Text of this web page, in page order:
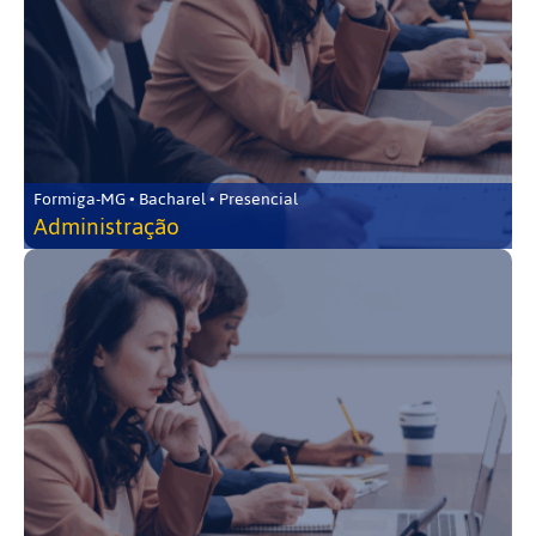
Formiga-MG • Bacharel • Presencial
Administração